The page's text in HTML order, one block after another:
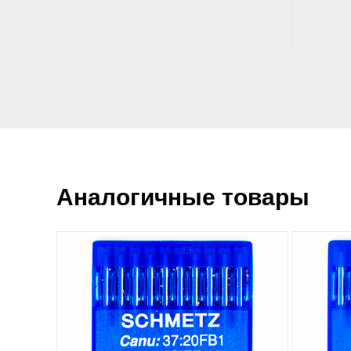
Аналогичные товары